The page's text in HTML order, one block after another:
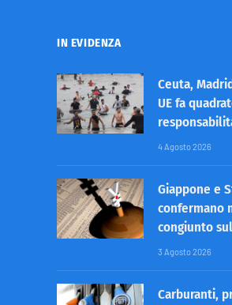
IN EVIDENZA
Ceuta,
UE fa
4 Agosto 2026
Giappone e
confermano
congiunto
3 Agosto 2026
Carburanti,